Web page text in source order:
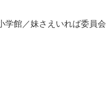
学館／妹さえいれば委員会